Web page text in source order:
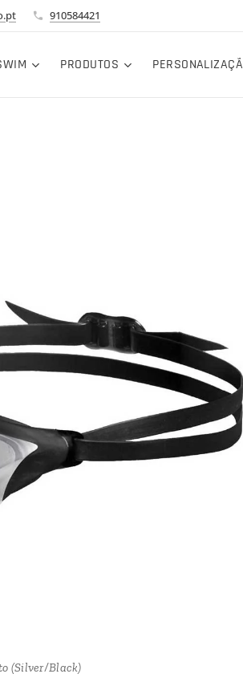
910584421
PRODUTOS
(Silver/Black)
(Silver/Black)
Copper/Black)
Copper/Black)